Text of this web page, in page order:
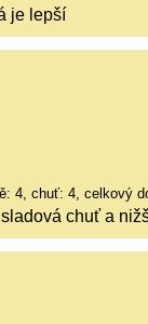
je lepší
4, chuť: 4, celkový
chuť a